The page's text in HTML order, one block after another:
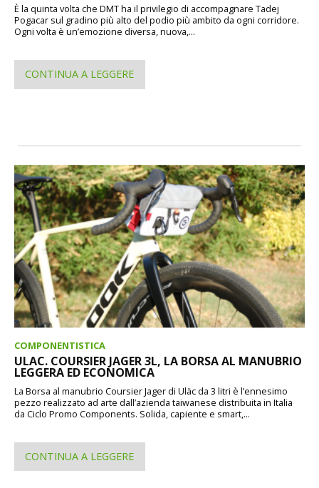
È la quinta volta che DMT ha il privilegio di accompagnare Tadej
Pogacar sul gradino più alto del podio più ambito da ogni corridore.
Ogni volta è un’emozione diversa, nuova,...
CONTINUA A LEGGERE
COMPONENTISTICA
ULAC. COURSIER JAGER 3L, LA BORSA AL MANUBRIO
LEGGERA ED ECONOMICA
La Borsa al manubrio Coursier Jager di Uläc da 3 litri è l’ennesimo
pezzo realizzato ad arte dall’azienda taiwanese distribuita in Italia
da Ciclo Promo Components. Solida, capiente e smart,...
CONTINUA A LEGGERE